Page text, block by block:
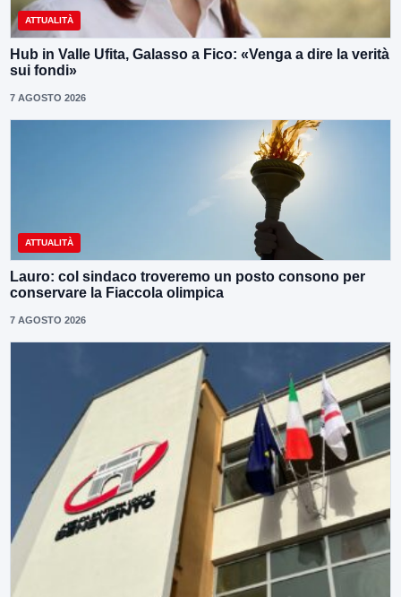
ATTUALITÀ
Hub in Valle Ufita, Galasso a Fico: «Venga a dire la verità
sui fondi»
7 AGOSTO 2026
ATTUALITÀ
Lauro: col sindaco troveremo un posto consono per
conservare la Fiaccola olimpica
7 AGOSTO 2026